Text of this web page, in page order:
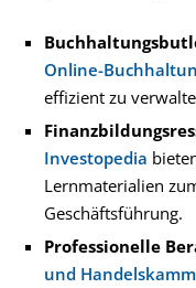
Online-
effizient zu
Investopedia
Lernmaterialien
Geschäftsführung.
Professionelle
und